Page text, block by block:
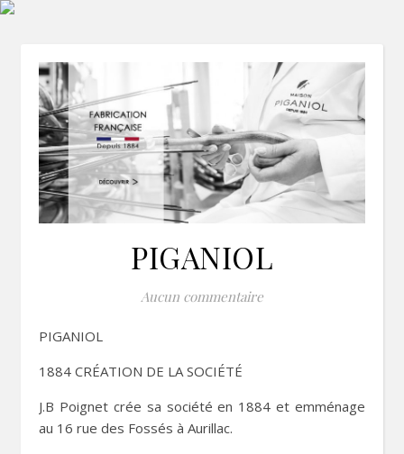
PIGANIOL
Aucun commentaire
PIGANIOL
1884 CRÉATION DE LA SOCIÉTÉ
J.B Poignet crée sa société en 1884 et emménage
au 16 rue des Fossés à Aurillac.